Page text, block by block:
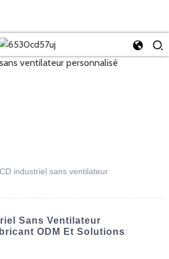
industriel sans ventilateur
Sans Ventilateur
ODM Et Solutions